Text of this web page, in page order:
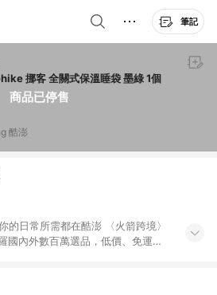
筆記
商品已停售
Naturehike 挪客 全關式保溫睡袋 墨綠 1個
酷澎
日常所需都在酷澎 〈火箭跨境〉
國內外數百萬選品，低價、免運，
箭速配、火箭跨境優質選品不限金